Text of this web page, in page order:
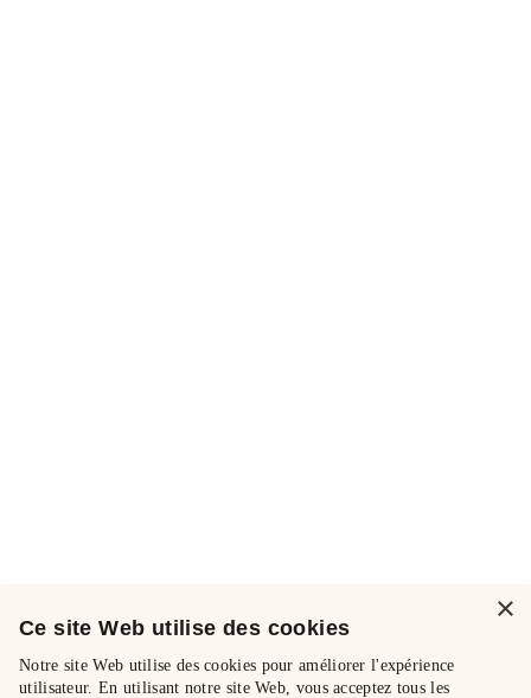
×
Ce site Web utilise des cookies
Notre site Web utilise des cookies pour améliorer l'expérience
utilisateur. En utilisant notre site Web, vous acceptez tous les